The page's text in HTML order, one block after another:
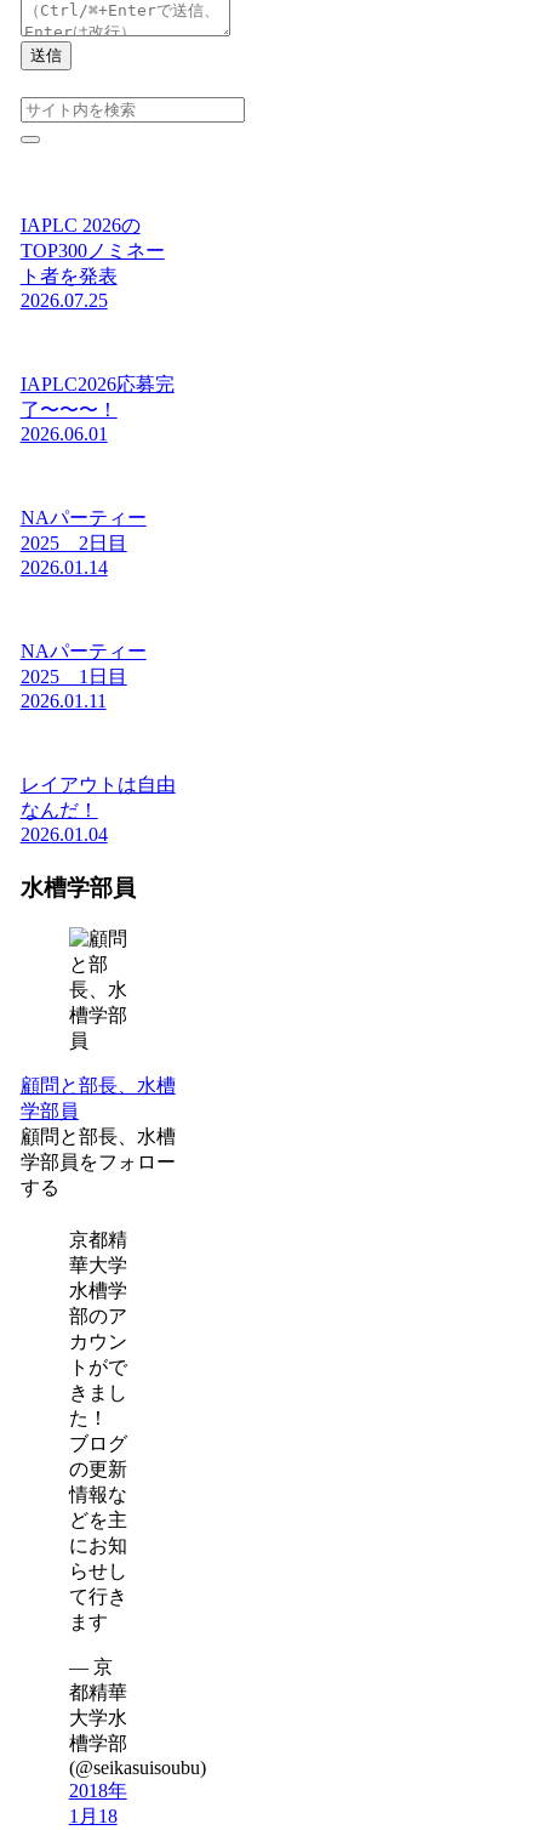
送信
IAPLC 2026の
TOP300ノミネー
ト者を発表
2026.07.25
IAPLC2026応募完
了〜〜〜！
2026.06.01
NAパーティー
2025 2日目
2026.01.14
NAパーティー
2025 1日目
2026.01.11
レイアウトは自由
なんだ！
2026.01.04
水槽学部員
顧問と部長、水槽
学部員
顧問と部長、水槽
学部員をフォロー
する
京都精
華大学
水槽学
部のア
カウン
トがで
きまし
た！
ブログ
の更新
情報な
どを主
にお知
らせし
て行き
ます
— 京
都精華
大学水
槽学部
(@seikasuisoubu)
2018年
1月18